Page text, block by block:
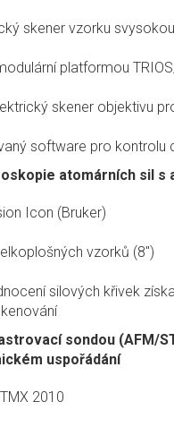
skener vzorku
platformou
skener objektivu
software pro kontrolu
atomárních sil s
Icon (Bruker)
vzorků (8")
silových křivek
sondou (AFM/
uspořádání
2010